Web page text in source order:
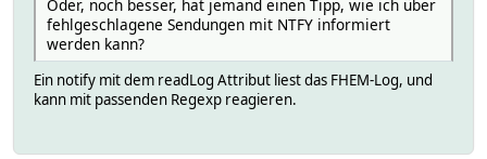
Oder, noch besser, hat jemand einen Tipp, wie ich über
fehlgeschlagene Sendungen mit NTFY informiert
werden kann?
Ein notify mit dem readLog Attribut liest das FHEM-Log, und
kann mit passenden Regexp reagieren.